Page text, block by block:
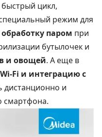
цикл,
режим для
обработку паром при
бутылочек и
и овощей. А еще в
Fi и интеграцию с
и
смартфона.